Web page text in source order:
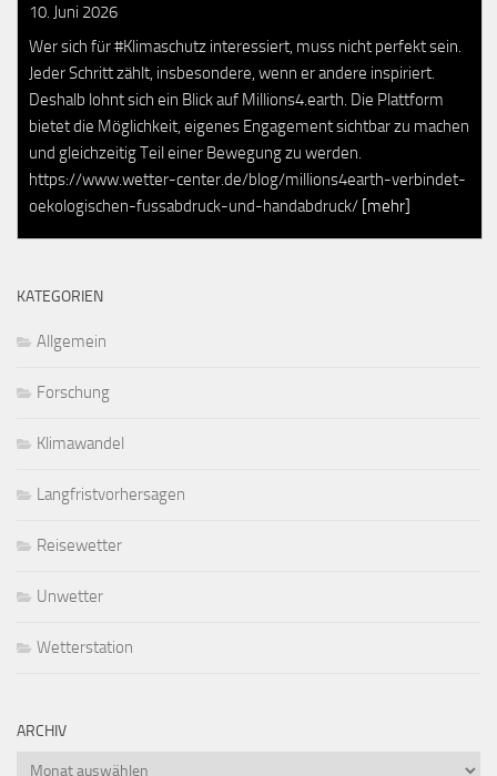
10. Juni 2026
Wer sich für #Klimaschutz interessiert, muss nicht perfekt sein.
Jeder Schritt zählt, insbesondere, wenn er andere inspiriert.
Deshalb lohnt sich ein Blick auf Millions4.earth. Die Plattform
bietet die Möglichkeit, eigenes Engagement sichtbar zu machen
und gleichzeitig Teil einer Bewegung zu werden.
https://www.wetter-center.de/blog/millions4earth-verbindet-
oekologischen-fussabdruck-und-handabdruck/ [mehr]
KATEGORIEN
Allgemein
Forschung
Klimawandel
Langfristvorhersagen
Reisewetter
Unwetter
Wetterstation
ARCHIV
Archiv